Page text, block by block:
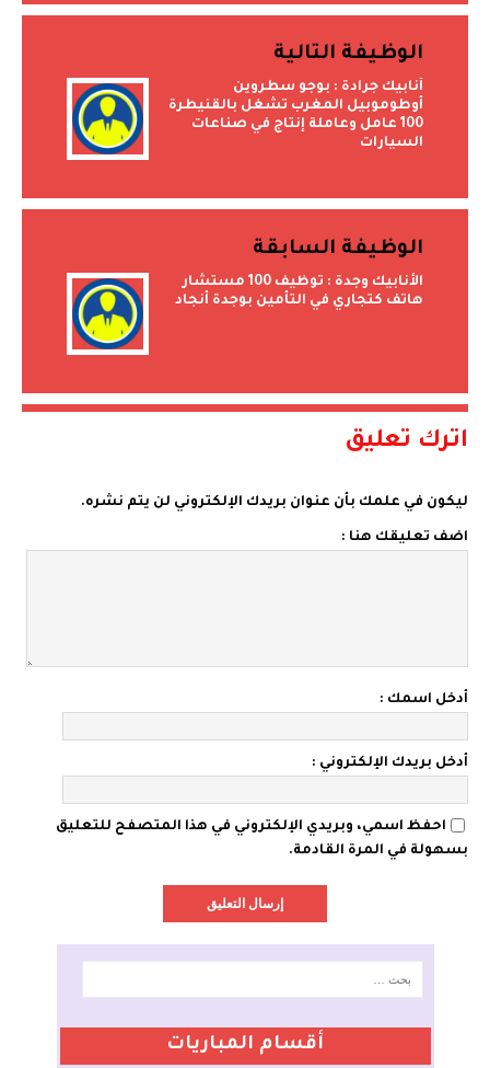
الوظيفة التالية
أنابيك جرادة : بوجو سطروين
أوطوموبيل المغرب تشغل بالقنيطرة
100 عامل وعاملة إنتاج في صناعات
السيارات
الوظيفة السابقة
الأنابيك وجدة : توظيف 100 مستشار
هاتف كتجاري في التأمين بوجدة أنجاد
اترك تعليق
ليكون في علمك بأن عنوان بريدك الإلكتروني لن يتم نشره.
اضف تعليقك هنا :
أدخل اسمك :
أدخل بريدك الإلكتروني :
احفظ اسمي، وبريدي الإلكتروني في هذا المتصفح للتعليق
بسهولة في المرة القادمة.
أقسام المباريات